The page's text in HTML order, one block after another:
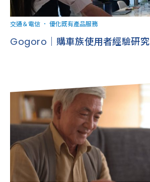
交通＆電信 ． 優化既有產品服務
Gogoro｜購車族使用者經驗研究